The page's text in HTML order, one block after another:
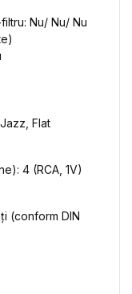
Nu/ Nu/ Nu
Flat
4 (RCA, 1V)
(conform DIN